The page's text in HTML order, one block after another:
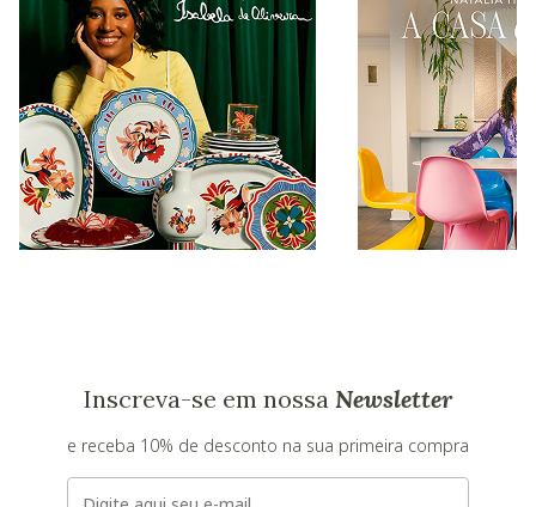
Inscreva-se em nossa Newsletter
e receba 10% de desconto na sua primeira compra
E-mail